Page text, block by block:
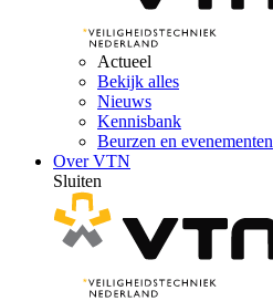
Actueel
Bekijk alles
Nieuws
Kennisbank
Beurzen en evenementen
Over VTN
Sluiten